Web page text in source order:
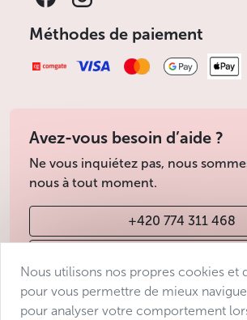
Méthodes de paiement
Avez-vous besoin d’aide ?
Ne vous inquiétez pas, nous
nous à tout moment.
+420 774 311 468
Nous utilisons nos propres cookies et
pour vous permettre de mieux
pour analyser votre comportement